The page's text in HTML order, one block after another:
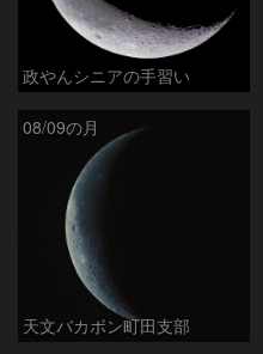
政やんシニアの手習い
08/09の月
天文バカボン町田支部